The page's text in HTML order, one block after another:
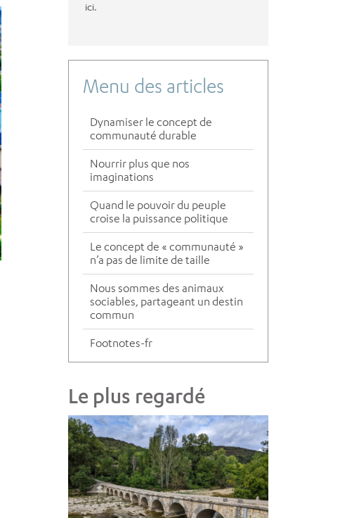
ici.
Menu des articles
Dynamiser le concept de
communauté durable
Nourrir plus que nos
imaginations
Quand le pouvoir du peuple
croise la puissance politique
Le concept de « communauté »
n’a pas de limite de taille
Nous sommes des animaux
sociables, partageant un destin
commun
Footnotes-fr
Le plus regardé